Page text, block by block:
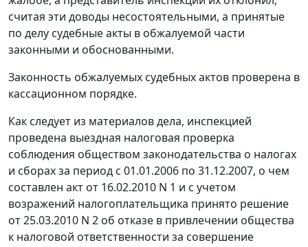
считая эти доводы несостоятельными, а принятые
по делу судебные акты в обжалуемой части
законными и обоснованными.
Законность обжалуемых судебных актов проверена в
кассационном порядке.
Как следует из материалов дела, инспекцией
проведена выездная налоговая проверка
соблюдения обществом законодательства о налогах
и сборах за период с 01.01.2006 по 31.12.2007, о чем
составлен акт от 16.02.2010 N 1 и с учетом
возражений налогоплательщика принято решение
от 25.03.2010 N 2 об отказе в привлечении общества
к налоговой ответственности за совершение